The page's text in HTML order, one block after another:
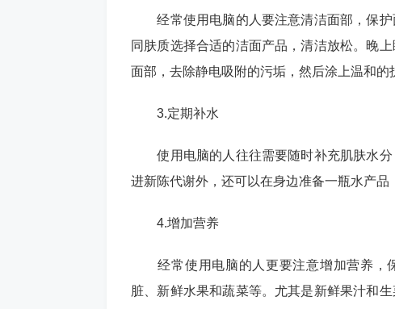
经常使用电脑的人要注意清洁面部，保护
同肤质选择合适的洁面产品，清洁放松。晚
面部，去除静电吸附的污垢，然后涂上温和的
3.定期补水
使用电脑的人往往需要随时补充肌肤水分
进新陈代谢外，还可以在身边准备一瓶水产品
4.增加营养
经常使用电脑的人更要注意增加营养，
脏、新鲜水果和蔬菜等。尤其是新鲜果汁和